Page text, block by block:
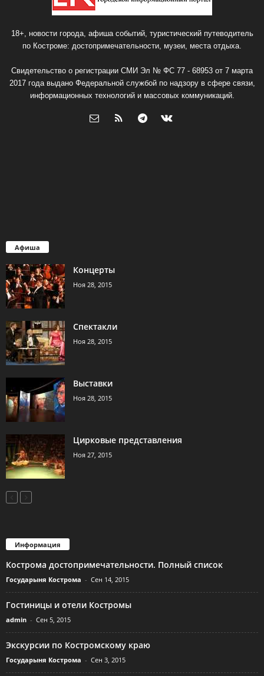
18+, новости города, афиша событий, туристический путеводитель
по Костроме: достопримечательности, музеи, места отдыха.
Свидетельство о регистрации СМИ Эл № ФС 77 - 68953 от 7 марта
2017 года выдано Федеральной службой по надзору в сфере связи,
информационных технологий и массовых коммуникаций.
Афиша
Концерты
Ноя 28, 2015
Спектакли
Ноя 28, 2015
Выставки
Ноя 28, 2015
Цирковые представления
Ноя 27, 2015
Информация
Кострома достопримечательности. Полный список
Государыня Кострома - Сен 14, 2015
Гостиницы и отели Костромы
admin - Сен 5, 2015
Экскурсии по Костромскому краю
Государыня Кострома - Сен 3, 2015